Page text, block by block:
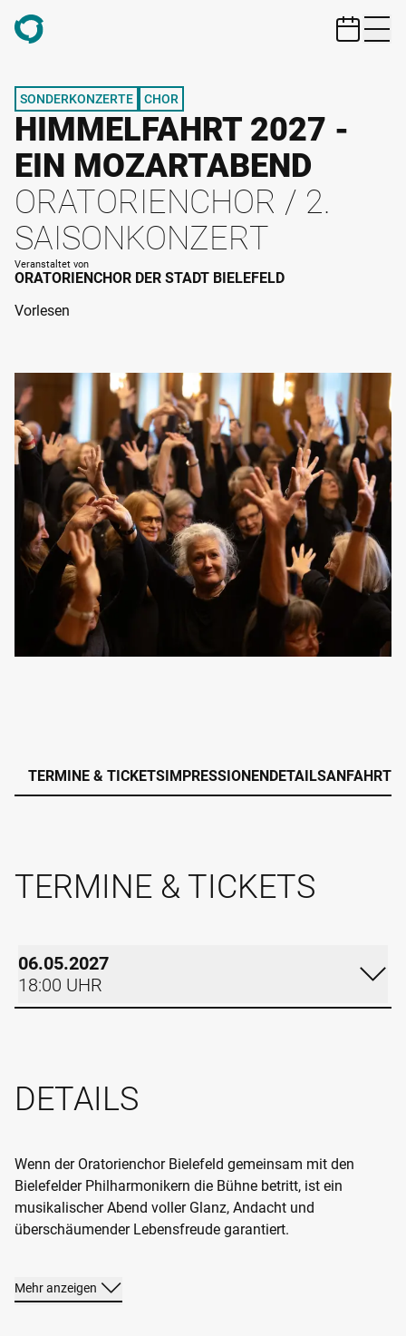
ZUM HAUPTINHALT SPRINGEN
Vorlesen
SONDERKONZERTE CHOR
HIMMELFAHRT 2027 -
EIN MOZARTABEND
ORATORIENCHOR / 2.
SAISONKONZERT
Veranstaltet von
ORATORIENCHOR DER STADT BIELEFELD
TERMINE & TICKETSIMPRESSIONENDETAILSANFAHRT
TERMINE & TICKETS
06.05.2027
18:00 UHR
DONNERSTAG
18:00 UHR
GROSSER SAAL
Im Kalender eintragen
Termin teilen
DETAILS
Wenn der Oratorienchor Bielefeld gemeinsam mit den
Bielefelder Philharmonikern die Bühne betritt, ist ein
musikalischer Abend voller Glanz, Andacht und
überschäumender Lebensfreude garantiert.
Mehr anzeigen